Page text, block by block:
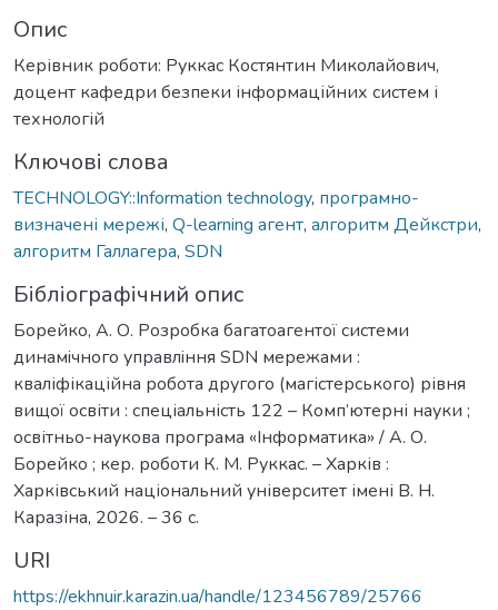
Опис
Керівник роботи: Руккас Костянтин Миколайович,
доцент кафедри безпеки інформаційних систем і
технологій
Ключові слова
TECHNOLOGY::Information technology, програмно-
визначені мережі, Q-learning агент, алгоритм Дейкстри,
алгоритм Галлагера, SDN
Бібліографічний опис
Борейко, А. О. Розробка багатоагентої системи
динамiчного управлiння SDN мережами :
кваліфікаційна робота другого (магістерського) рівня
вищої освіти : спеціальність 122 – Комп’ютерні науки ;
освітньо-наукова програма «Інформатика» / А. О.
Борейко ; кер. роботи К. М. Руккас. – Харків :
Харківський національний університет імені В. Н.
Каразіна, 2026. – 36 с.
URI
https://ekhnuir.karazin.ua/handle/123456789/25766